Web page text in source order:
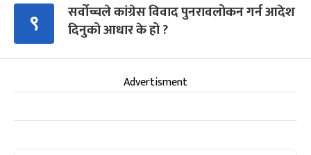
९
सर्वोच्चले कांग्रेस विवाद पुनरावलोकन गर्न आदेश
दिनुको आधार के हो ?
Advertisment